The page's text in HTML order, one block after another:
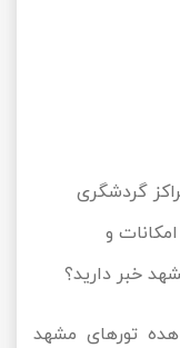
گردشگری
و
خبر دارید؟
تورهای مشهد